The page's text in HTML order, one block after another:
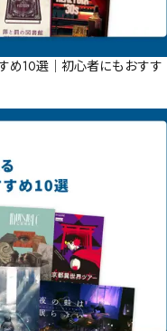
め10選｜初心者にもおすす